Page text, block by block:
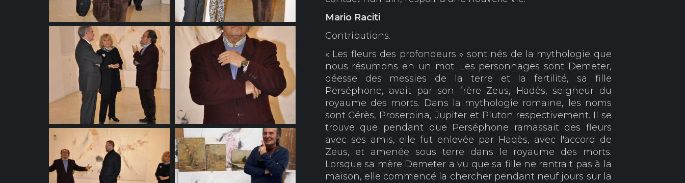
Mario Raciti
Contributions.
« Les fleurs des profondeurs » sont nés de la mythologie que
nous résumons en un mot. Les personnages sont Demeter,
déesse des messies de la terre et la fertilité, sa fille
Perséphone, avait par son frère Zeus, Hadès, seigneur du
royaume des morts. Dans la mythologie romaine, les noms
sont Cérès, Proserpina, Jupiter et Pluton respectivement. Il se
trouve que pendant que Perséphone ramassait des fleurs
avec ses amis, elle fut enlevée par Hadès, avec l'accord de
Zeus, et amenée sous terre dans le royaume des morts.
Lorsque sa mère Demeter a vu que sa fille ne rentrait pas à la
maison, elle commencé la chercher pendant neuf jours sur la